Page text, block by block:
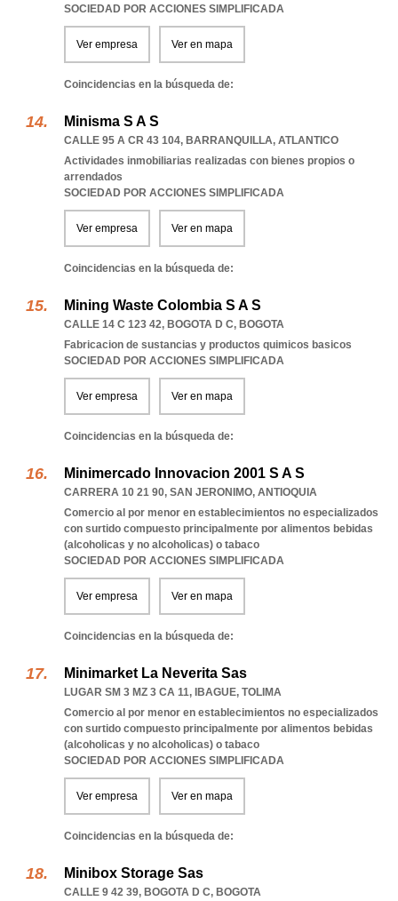
SOCIEDAD POR ACCIONES SIMPLIFICADA
Ver empresa Ver en mapa
Coincidencias en la búsqueda de:
Minisma S A S
CALLE 95 A CR 43 104, BARRANQUILLA, ATLANTICO
Actividades inmobiliarias realizadas con bienes propios o
arrendados
SOCIEDAD POR ACCIONES SIMPLIFICADA
Ver empresa Ver en mapa
Coincidencias en la búsqueda de:
Mining Waste Colombia S A S
CALLE 14 C 123 42, BOGOTA D C, BOGOTA
Fabricacion de sustancias y productos quimicos basicos
SOCIEDAD POR ACCIONES SIMPLIFICADA
Ver empresa Ver en mapa
Coincidencias en la búsqueda de:
Minimercado Innovacion 2001 S A S
CARRERA 10 21 90, SAN JERONIMO, ANTIOQUIA
Comercio al por menor en establecimientos no especializados
con surtido compuesto principalmente por alimentos bebidas
(alcoholicas y no alcoholicas) o tabaco
SOCIEDAD POR ACCIONES SIMPLIFICADA
Ver empresa Ver en mapa
Coincidencias en la búsqueda de:
Minimarket La Neverita Sas
LUGAR SM 3 MZ 3 CA 11, IBAGUE, TOLIMA
Comercio al por menor en establecimientos no especializados
con surtido compuesto principalmente por alimentos bebidas
(alcoholicas y no alcoholicas) o tabaco
SOCIEDAD POR ACCIONES SIMPLIFICADA
Ver empresa Ver en mapa
Coincidencias en la búsqueda de:
Minibox Storage Sas
CALLE 9 42 39, BOGOTA D C, BOGOTA